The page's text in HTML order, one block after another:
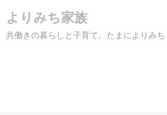
よりみち家族
共働きの暮らしと子育て。たまによりみち